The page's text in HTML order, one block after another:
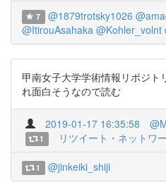
7 @1879trotsky1026
@ItirouAsahaka @Kohler_volnt
甲南女子大学学術情報リポジト
れ面白そうなので読む
2019-01-17 16:35:58
1 リツイート・ネットワ
1 @jinkeiki_shiji